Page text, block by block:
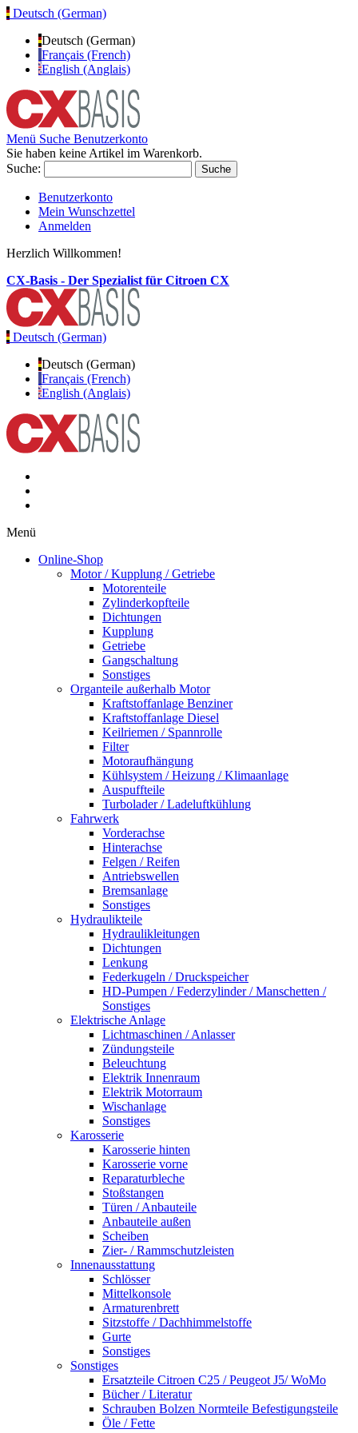
Deutsch (German)
Deutsch (German)
Français (French)
English (Anglais)
Menü Suche Benutzerkonto
Sie haben keine Artikel im Warenkorb.
Suche:
Suche
Benutzerkonto
Mein Wunschzettel
Anmelden
Herzlich Willkommen!
CX-Basis - Der Spezialist für Citroen CX
Deutsch (German)
Deutsch (German)
Français (French)
English (Anglais)
Menü
Online-Shop
Motor / Kupplung / Getriebe
Motorenteile
Zylinderkopfteile
Dichtungen
Kupplung
Getriebe
Gangschaltung
Sonstiges
Organteile außerhalb Motor
Kraftstoffanlage Benziner
Kraftstoffanlage Diesel
Keilriemen / Spannrolle
Filter
Motoraufhängung
Kühlsystem / Heizung / Klimaanlage
Auspuffteile
Turbolader / Ladeluftkühlung
Fahrwerk
Vorderachse
Hinterachse
Felgen / Reifen
Antriebswellen
Bremsanlage
Sonstiges
Hydraulikteile
Hydraulikleitungen
Dichtungen
Lenkung
Federkugeln / Druckspeicher
HD-Pumpen / Federzylinder / Manschetten /
Sonstiges
Elektrische Anlage
Lichtmaschinen / Anlasser
Zündungsteile
Beleuchtung
Elektrik Innenraum
Elektrik Motorraum
Wischanlage
Sonstiges
Karosserie
Karosserie hinten
Karosserie vorne
Reparaturbleche
Stoßstangen
Türen / Anbauteile
Anbauteile außen
Scheiben
Zier- / Rammschutzleisten
Innenausstattung
Schlösser
Mittelkonsole
Armaturenbrett
Sitzstoffe / Dachhimmelstoffe
Gurte
Sonstiges
Sonstiges
Ersatzteile Citroen C25 / Peugeot J5/ WoMo
Bücher / Literatur
Schrauben Bolzen Normteile Befestigungsteile
Öle / Fette